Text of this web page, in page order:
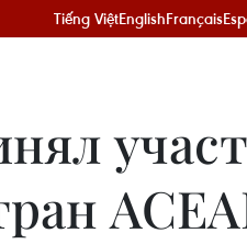
Tiếng ViệtEnglishFrançais